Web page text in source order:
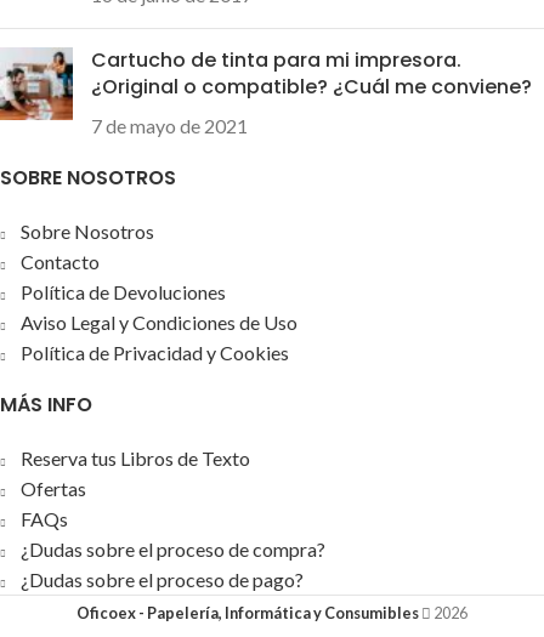
Cartucho de tinta para mi impresora.
¿Original o compatible? ¿Cuál me conviene?
7 de mayo de 2021
SOBRE NOSOTROS
Sobre Nosotros
Contacto
Política de Devoluciones
Aviso Legal y Condiciones de Uso
Política de Privacidad y Cookies
MÁS INFO
Reserva tus Libros de Texto
Ofertas
FAQs
¿Dudas sobre el proceso de compra?
¿Dudas sobre el proceso de pago?
Oficoex - Papelería, Informática y Consumibles 2026